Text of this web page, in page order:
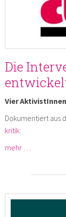
Die
Vier
Dokumentiert aus
kritik:
mehr …